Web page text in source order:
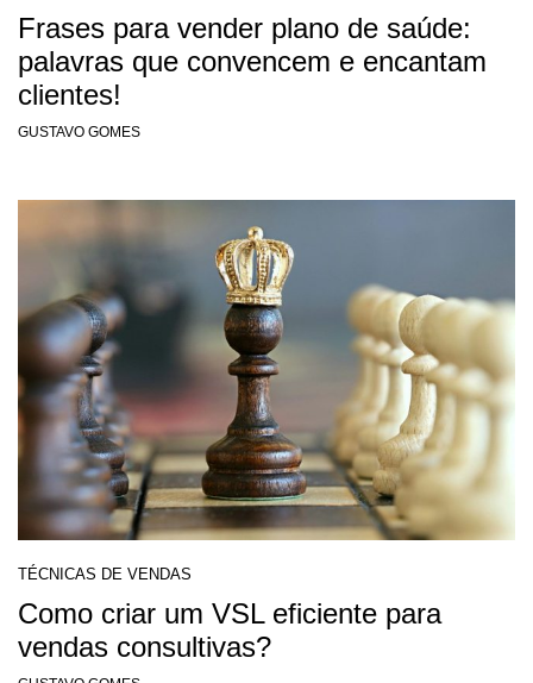
Frases para vender plano de saúde:
palavras que convencem e encantam
clientes!
GUSTAVO GOMES
TÉCNICAS DE VENDAS
Como criar um VSL eficiente para
vendas consultivas?